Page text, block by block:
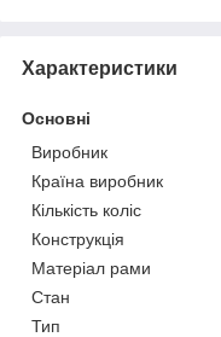
Характеристики
Основні
Виробник
Країна виробник
Кількість коліс
Конструкція
Матеріал рами
Стан
Тип